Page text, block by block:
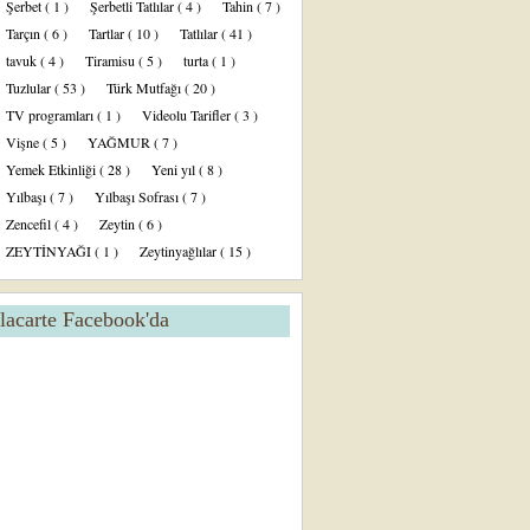
Şerbet( 1 ) Şerbetli Tatlılar( 4 ) Tahin ( 7 )
Tarçın ( 6 ) Tartlar( 10 ) Tatlılar( 41 )
tavuk( 4 ) Tiramisu ( 5 ) turta( 1 )
Tuzlular( 53 ) Türk Mutfağı( 20 )
TV programları( 1 ) Videolu Tarifler( 3 )
Vişne( 5 ) YAĞMUR ( 7 )
Yemek Etkinliği( 28 ) Yeni yıl( 8 )
Yılbaşı( 7 ) Yılbaşı Sofrası( 7 )
Zencefil( 4 ) Zeytin ( 6 )
ZEYTİNYAĞI( 1 ) Zeytinyağlılar( 15 )
Facebook'da